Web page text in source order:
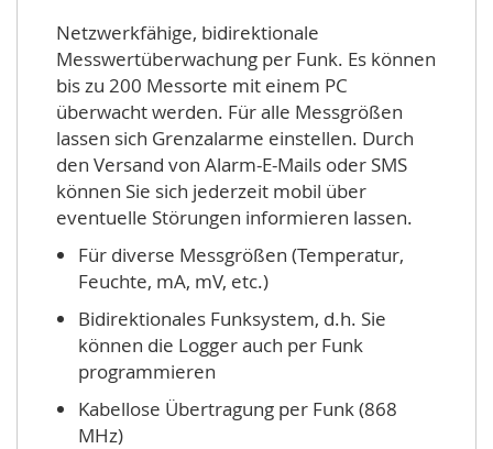
Netzwerkfähige, bidirektionale
Messwertüberwachung per Funk. Es können
bis zu 200 Messorte mit einem PC
überwacht werden. Für alle Messgrößen
lassen sich Grenzalarme einstellen. Durch
den Versand von Alarm-E-Mails oder SMS
können Sie sich jederzeit mobil über
eventuelle Störungen informieren lassen.
Für diverse Messgrößen (Temperatur,
Feuchte, mA, mV, etc.)
Bidirektionales Funksystem, d.h. Sie
können die Logger auch per Funk
programmieren
Kabellose Übertragung per Funk (868
MHz)